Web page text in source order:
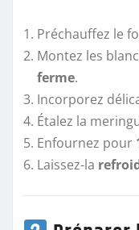
Préchauffez le
Montez les
ferme.
Incorporez
Étalez la
Enfournez pour
Laissez-la